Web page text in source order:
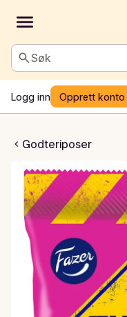
Søk
Logg inn Opprett konto
Godteriposer
Hot Rings